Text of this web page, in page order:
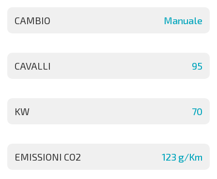
CAMBIO Manuale
CAVALLI 95
KW 70
EMISSIONI CO2 123 g/Km